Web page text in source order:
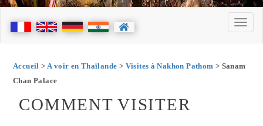
Accueil > A voir en Thaïlande > Visites à Nakhon Pathom > Sanam
Chan Palace
COMMENT VISITER